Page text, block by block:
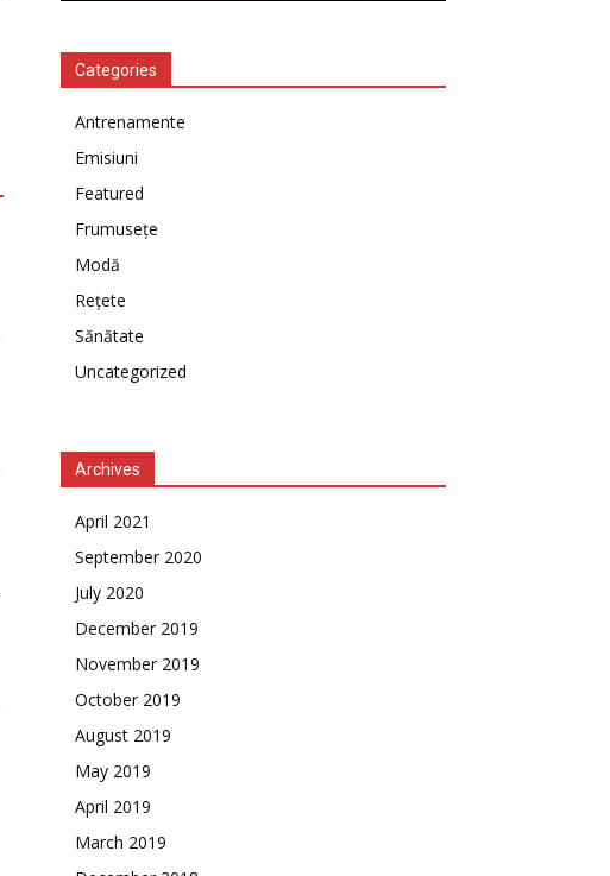
Categories
Antrenamente
Emisiuni
Featured
Frumusețe
Modă
Rețete
Sănătate
Uncategorized
Archives
April 2021
September 2020
July 2020
December 2019
November 2019
October 2019
August 2019
May 2019
April 2019
March 2019